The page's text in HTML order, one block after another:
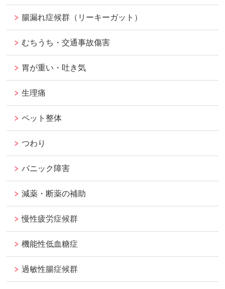
腸漏れ症候群（リーキーガット）
むちうち・交通事故傷害
胃が重い・吐き気
生理痛
ペット整体
つわり
パニック障害
減薬・断薬の補助
慢性疲労症候群
機能性低血糖症
過敏性腸症候群